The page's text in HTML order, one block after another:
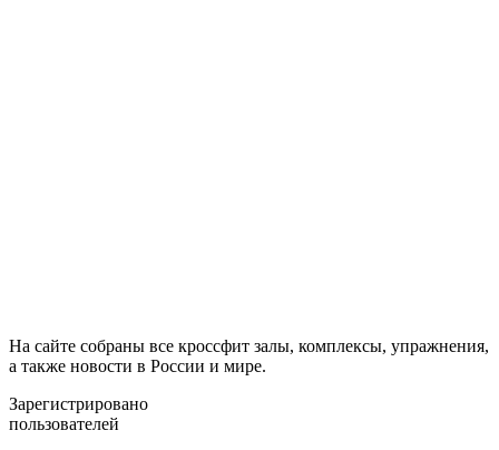
На сайте собраны все кроссфит залы, комплексы, упражнения,
а также новости в России и мире.
Зарегистрировано
пользователей